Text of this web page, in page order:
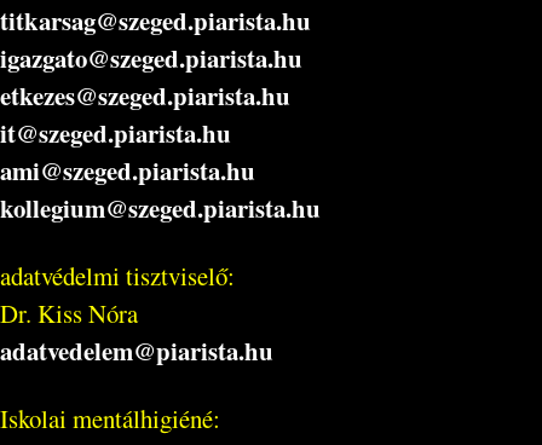
titkarsag@szeged.piarista.hu
igazgato@szeged.piarista.hu
etkezes@szeged.piarista.hu
it@szeged.piarista.hu
ami@szeged.piarista.hu
kollegium@szeged.piarista.hu
adatvédelmi tisztviselő:
Dr. Kiss Nóra
adatvedelem@piarista.hu
Iskolai mentálhigiéné: